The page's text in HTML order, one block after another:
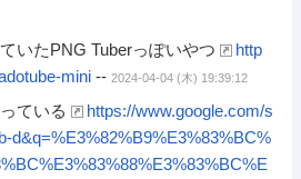
いたPNG Tuberっぽいやつ
http
mini -- 2024-04-04 (木) 19:39:12
ている
https://www.google.com/s
d&q=%E3%82%B9%E3%83%BC%